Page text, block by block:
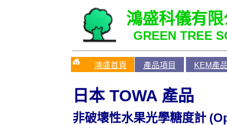
鴻盛科儀有
GREEN TREE
鴻盛首頁 產品項目 KEM產
日本TOWA 產品
非破壞性水果光學糖度計